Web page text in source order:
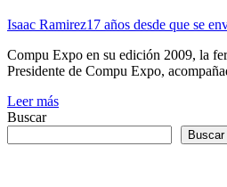
Isaac Ramirez17 años desde que se
Compu Expo en su edición 2009, la
Presidente de Compu Expo,
Leer más
Buscar
Buscar